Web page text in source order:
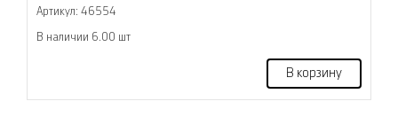
Артикул: 46554
В наличии 6.00 шт
В корзину